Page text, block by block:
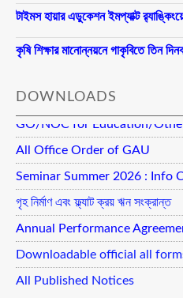
টাইমস হায়ার এডুকেশন ইমপ্যাক্ট
কৃষি শিক্ষার মানোন্নয়নে গাকৃবিতে তিন
DOWNLOADS
GO/NOC for Education/
All Office Order of GAU
Seminar Summer 2026 : Info
গৃহ নির্মাণ এবং ফ্ল্যাট ক্রয় ঋন সংক্রান্ত
Annual Performance
Downloadable official all
All Published Notices